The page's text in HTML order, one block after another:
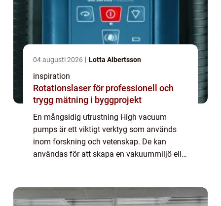
04 augusti 2026 Lotta Albertsson
inspiration
Rotationslaser för professionell och
trygg mätning i byggprojekt
En mångsidig utrustning High vacuum
pumps är ett viktigt verktyg som används
inom forskning och vetenskap. De kan
användas för att skapa en vakuummiljö eller